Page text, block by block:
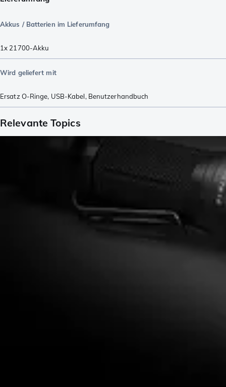
Akkus / Batterien im Lieferumfang
1x 21700-Akku
Wird geliefert mit
Ersatz O-Ringe, USB-Kabel, Benutzerhandbuch
Relevante Topics